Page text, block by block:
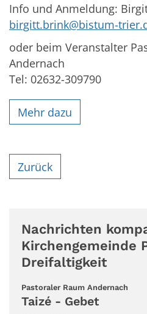
Info und Anmeldung:
birgitt.brink@bistum-
oder beim Veranstalter
Andernach
Tel: 02632-309790
Mehr dazu
Zurück
Nachrichten
Kirchengemeinde
Dreifaltigkeit
Pastoraler Raum Andernach
Taizé - Gebet